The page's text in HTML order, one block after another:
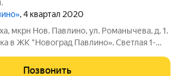
, 4 квартал 2020
мкрн Нов. Павлино, ул. Романычева, д. 1.
в ЖК "Новоград Павлино». Светлая 1-
кирпичного дома. Продуманная
Позвонить